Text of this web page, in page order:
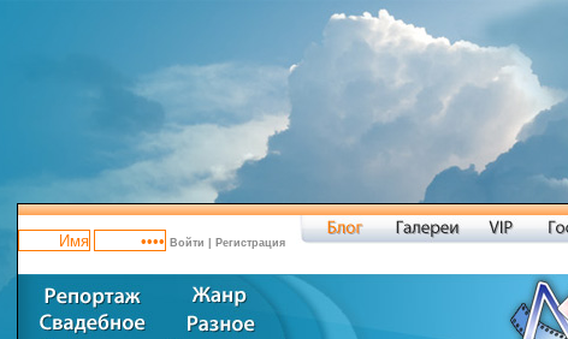
Войти Регистрация